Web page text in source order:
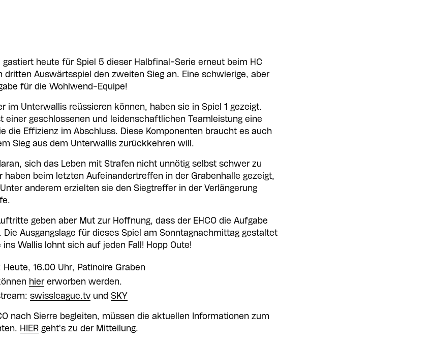
gastiert heute für Spiel 5 dieser Halbfinal-Serie erneut beim HC
dritten Auswärtsspiel den zweiten Sieg an. Eine schwierige, aber
für die Wohlwend-Equipe!
im Unterwallis reüssieren können, haben sie in Spiel 1 gezeigt.
einer geschlossenen und leidenschaftlichen Teamleistung eine
die Effizienz im Abschluss. Diese Komponenten braucht es auch
Sieg aus dem Unterwallis zurückkehren will.
sich das Leben mit Strafen nicht unnötig selbst schwer zu
haben beim letzten Aufeinandertreffen in der Grabenhalle gezeigt,
anderem erzielten sie den Siegtreffer in der Verlängerung
geben aber Mut zur Hoffnung, dass der EHCO die Aufgabe
Ausgangslage für dieses Spiel am Sonntagnachmittag gestaltet
Wallis lohnt sich auf jeden Fall! Hopp Oute!
Heute, 16.00 Uhr, Patinoire Graben
hiererworben werden.
swissleague.tv und SKY
nach Sierre begleiten, müssen die aktuellen Informationen zum
HIER geht's zu der Mitteilung.